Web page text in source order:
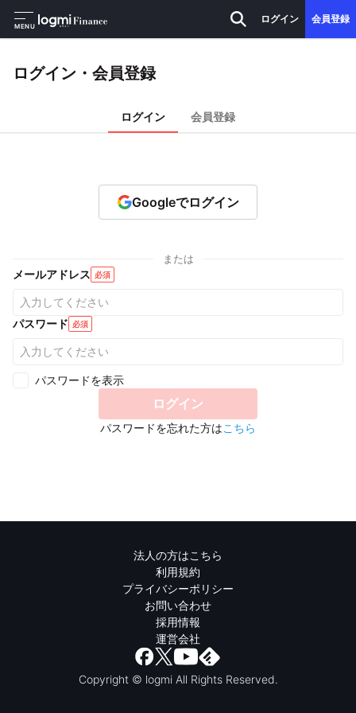
MENU
ログイン 会員登録
ログイン・会員登録
ログイン 会員登録
Googleでログイン
または
メールアドレス 必須
パスワード 必須
パスワードを表示
ログイン
パスワードを忘れた方はこちら
法人の方はこちら
利用規約
プライバシーポリシー
お問い合わせ
採用情報
運営会社
Copyright © logmi All Rights Reserved.